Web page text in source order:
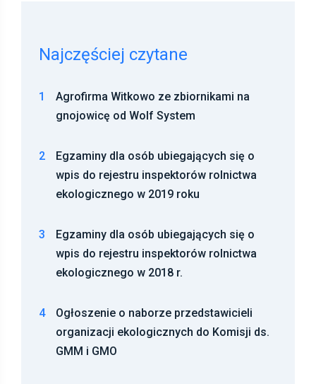
Najczęściej czytane
1
Agrofirma Witkowo ze zbiornikami na
gnojowicę od Wolf System
2
Egzaminy dla osób ubiegających się o
wpis do rejestru inspektorów rolnictwa
ekologicznego w 2019 roku
3
Egzaminy dla osób ubiegających się o
wpis do rejestru inspektorów rolnictwa
ekologicznego w 2018 r.
4
Ogłoszenie o naborze przedstawicieli
organizacji ekologicznych do Komisji ds.
GMM i GMO